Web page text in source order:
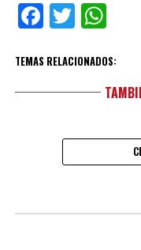
Facebook
Twitter
TEMAS RELACIONADOS: